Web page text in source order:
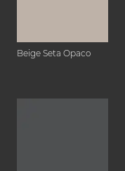
Beige Seta Opaco